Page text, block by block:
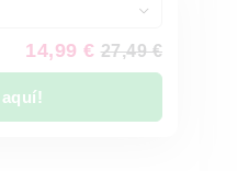
14,99 € 27,49 €
aquí!